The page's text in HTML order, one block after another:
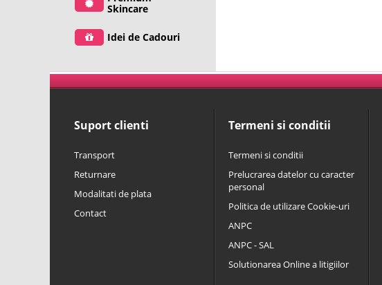
Skincare
Idei de Cadouri
Suport clienti
Transport
Returnare
Modalitati de plata
Contact
Termeni si conditii
Termeni si conditii
Prelucrarea datelor cu caracter
personal
Politica de utilizare Cookie-uri
ANPC
ANPC - SAL
Solutionarea Online a litigiilor